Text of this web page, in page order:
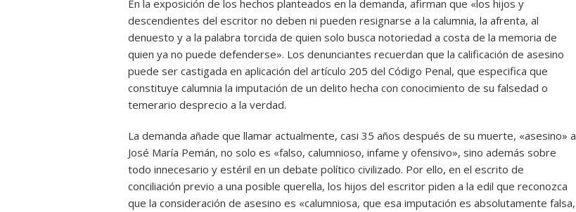
En la exposición de los hechos planteados en la demanda, afirman que «los hijos y
descendientes del escritor no deben ni pueden resignarse a la calumnia, la afrenta, al
denuesto y a la palabra torcida de quien solo busca notoriedad a costa de la memoria de
quien ya no puede defenderse». Los denunciantes recuerdan que la calificación de asesino
puede ser castigada en aplicación del artículo 205 del Código Penal, que especifica que
constituye calumnia la imputación de un delito hecha con conocimiento de su falsedad o
temerario desprecio a la verdad.
La demanda añade que llamar actualmente, casi 35 años después de su muerte, «asesino» a
José María Pemán, no solo es «falso, calumnioso, infame y ofensivo», sino además sobre
todo innecesario y estéril en un debate político civilizado. Por ello, en el escrito de
conciliación previo a una posible querella, los hijos del escritor piden a la edil que reconozca
que la consideración de asesino es «calumniosa, que esa imputación es absolutamente falsa,